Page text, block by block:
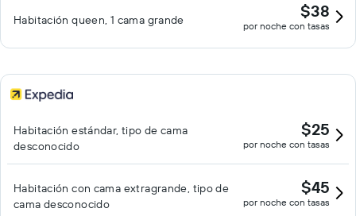
Habitación queen, 1 cama grande $38
por noche con tasas
Habitación estándar, tipo de cama
desconocido
$25
por noche con tasas
Habitación con cama extragrande, tipo de
cama desconocido
$45
por noche con tasas